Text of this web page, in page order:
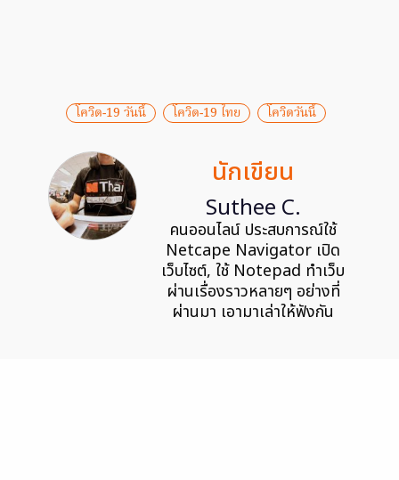
โควิด-19 วันนี้ โควิด-19 ไทย โควิดวันนี้
นักเขียน
Suthee C.
คนออนไลน์ ประสบการณ์ใช้
Netcape Navigator เปิด
เว็บไซต์, ใช้ Notepad ทำเว็บ
ผ่านเรื่องราวหลายๆ อย่างที่
ผ่านมา เอามาเล่าให้ฟังกัน